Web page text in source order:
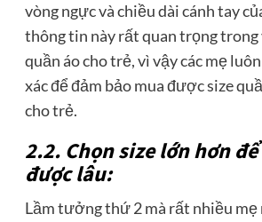
vòng ngực và chiều dài cánh tay
thông tin này rất quan trọng trong
quần áo cho trẻ, vì vậy các mẹ
xác để đảm bảo mua được size
cho trẻ.
2.2. Chọn size lớn hơn
được lâu:
Lầm tưởng thứ 2 mà rất nhiều mẹ